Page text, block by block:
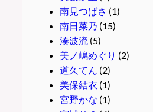
南見つばさ (1)
南日菜乃 (15)
湊波流 (5)
美ノ嶋めぐり (2)
道久てん (2)
美保結衣 (1)
宮野かな (1)